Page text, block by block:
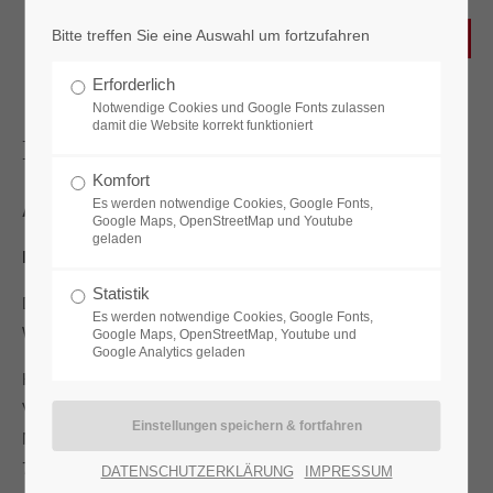
Benutzername
Passwort
Anmelden
Register|Lost your password?
Support
DATENSCHUTZERKLÄRUNG
Allgemeiner Hinweis und Pflichtinformationen
Benennung der verantwortlichen Stelle
Die verantwortliche Stelle für die Datenverarbeitung auf dieser
Website ist:
Hans P.Friedrich Elektronik GmbH
Volker Seyffer
Neumühleweg 34
73660
Urbach
Bitte treffen Sie eine Auswahl um fortzufahren
Erforderlich
Notwendige Cookies und Google Fonts zulassen
damit die Website korrekt funktioniert
Komfort
Es werden notwendige Cookies, Google Fonts,
Google Maps, OpenStreetMap und Youtube
geladen
Statistik
Es werden notwendige Cookies, Google Fonts,
Google Maps, OpenStreetMap, Youtube und
Google Analytics geladen
DATENSCHUTZERKLÄRUNG IMPRESSUM